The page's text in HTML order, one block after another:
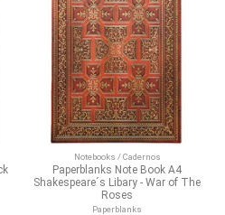
Notebooks / Cadernos
Paperblanks Note Book A4
Shakespeare´s Libary - War of The
Roses
Paperblanks